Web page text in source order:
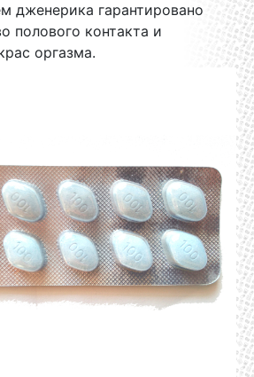
дженерика гарантировано
полового контакта и
оргазма.